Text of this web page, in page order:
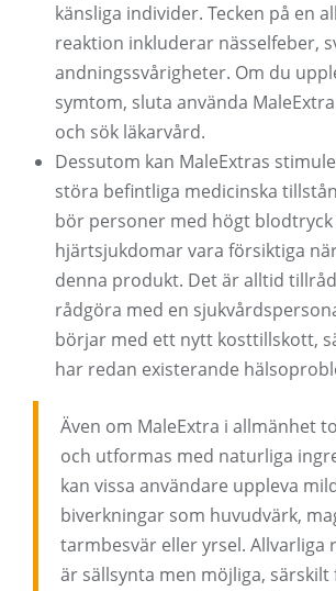
känsliga individer. Tecken på en
reaktion inkluderar nässelfeber,
andningssvårigheter. Om du
symtom, sluta använda
och sök läkarvård.
Dessutom kan MaleExtras
störa befintliga medicinska
bör personer med högt
hjärtsjukdomar vara försiktiga
denna produkt. Det är alltid
rådgöra med en
börjar med ett nytt kosttillskott,
har redan existerande
Även om MaleExtra i allmänhet
och utformas med naturliga
kan vissa användare uppleva
biverkningar som huvudvärk,
tarmbesvär eller yrsel. Allvarliga
är sällsynta men möjliga, särskilt